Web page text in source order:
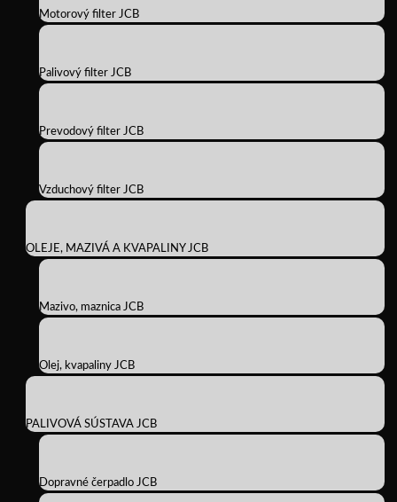
Motorový filter JCB
Palivový filter JCB
Prevodový filter JCB
Vzduchový filter JCB
OLEJE, MAZIVÁ A KVAPALINY JCB
Mazivo, maznica JCB
Olej, kvapaliny JCB
PALIVOVÁ SÚSTAVA JCB
Dopravné čerpadlo JCB